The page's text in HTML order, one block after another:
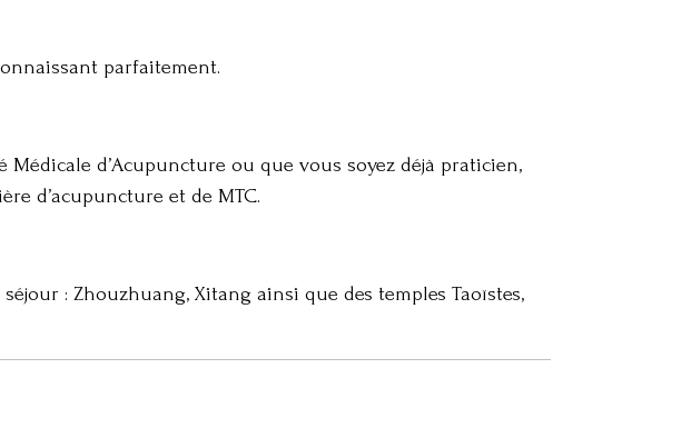
parfaitement.
d’Acupuncture ou que vous soyez déjà praticien,
d’acupuncture et de MTC.
: Zhouzhuang, Xitang ainsi que des temples Taoïstes,